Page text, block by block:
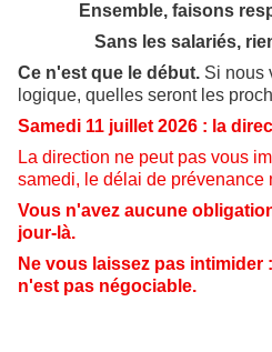
Ensemble, faisons
Sans les salariés,
Ce n'est que le début. Si nous
logique, quelles seront les
Samedi 11 juillet 2026 : la
La direction ne peut pas vous
samedi, le délai de prévenance
Vous n'avez aucune
jour-là.
Ne vous laissez pas
n'est pas négociable.